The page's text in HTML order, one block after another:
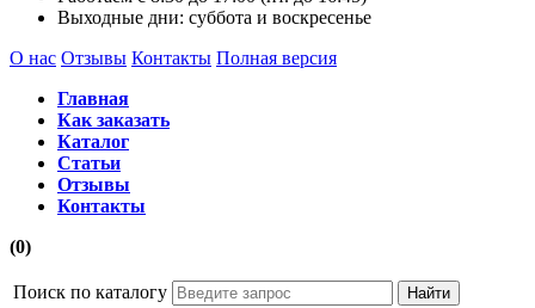
Выходные дни: суббота и воскресенье
О нас Отзывы Контакты Полная версия
Главная
Как заказать
Каталог
Статьи
Отзывы
Контакты
(0)
Поиск по каталогу